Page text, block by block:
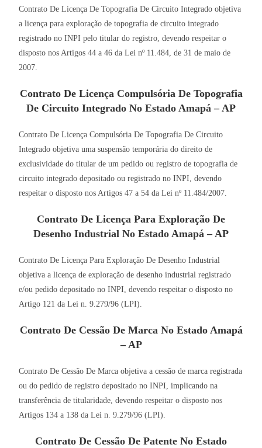
Contrato De Licença De Topografia De Circuito Integrado objetiva
a licença para exploração de topografia de circuito integrado
registrado no INPI pelo titular do registro, devendo respeitar o
disposto nos Artigos 44 a 46 da Lei nº 11.484, de 31 de maio de
2007.
Contrato De Licença Compulsória De Topografia
De Circuito Integrado No Estado Amapá – AP
Contrato De Licença Compulsória De Topografia De Circuito
Integrado objetiva uma suspensão temporária do direito de
exclusividade do titular de um pedido ou registro de topografia de
circuito integrado depositado ou registrado no INPI, devendo
respeitar o disposto nos Artigos 47 a 54 da Lei nº 11.484/2007.
Contrato De Licença Para Exploração De
Desenho Industrial No Estado Amapá – AP
Contrato De Licença Para Exploração De Desenho Industrial
objetiva a licença de exploração de desenho industrial registrado
e/ou pedido depositado no INPI, devendo respeitar o disposto no
Artigo 121 da Lei n. 9.279/96 (LPI).
Contrato De Cessão De Marca No Estado Amapá
– AP
Contrato De Cessão De Marca objetiva a cessão de marca registrada
ou do pedido de registro depositado no INPI, implicando na
transferência de titularidade, devendo respeitar o disposto nos
Artigos 134 a 138 da Lei n. 9.279/96 (LPI).
Contrato De Cessão De Patente No Estado